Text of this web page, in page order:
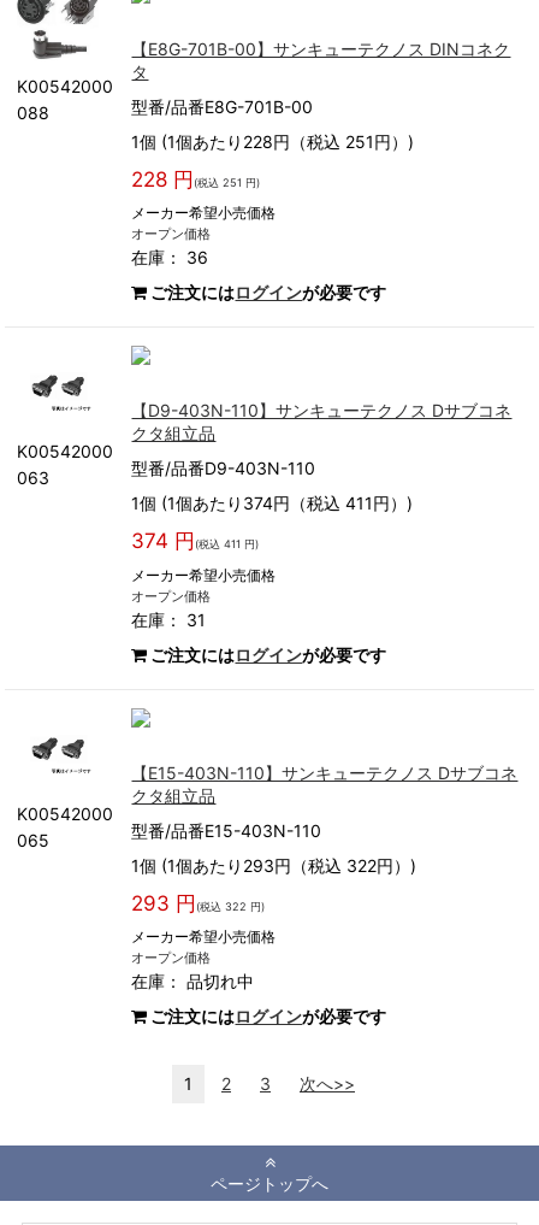
K00542000
088
【E8G-701B-00】サンキューテクノス DINコネク
タ
型番/品番E8G-701B-00
1個 (1個あたり228円（税込 251円）)
228 円 (税込 251 円)
メーカー希望小売価格
オープン価格
在庫： 36
ご注文にはログインが必要です
K00542000
063
【D9-403N-110】サンキューテクノス Dサブコネ
クタ組立品
型番/品番D9-403N-110
1個 (1個あたり374円（税込 411円）)
374 円 (税込 411 円)
メーカー希望小売価格
オープン価格
在庫： 31
ご注文にはログインが必要です
K00542000
065
【E15-403N-110】サンキューテクノス Dサブコネ
クタ組立品
型番/品番E15-403N-110
1個 (1個あたり293円（税込 322円）)
293 円 (税込 322 円)
メーカー希望小売価格
オープン価格
在庫：品切れ中
ご注文にはログインが必要です
1 2 3 次へ>>
ページトップへ